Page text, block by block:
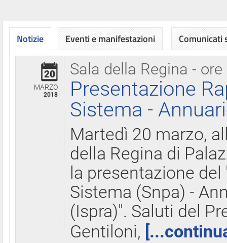
Notizie
Sala della Regina - ore
20
MARZO
2018
Presentazione
Sistema -
Martedì 20 marzo,
della Regina di
la presentazione
Sistema (Snpa) -
(Ispra)". Saluti del
Gentiloni,
Eventi e manifestazioni Comunicati